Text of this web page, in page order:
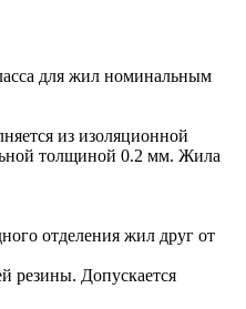
для жил номинальным
из изоляционной
толщиной 0.2 мм. Жила
отделения жил друг от
резины. Допускается